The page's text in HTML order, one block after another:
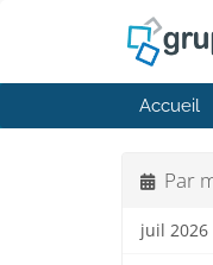
Accueil
Par
juil 2026